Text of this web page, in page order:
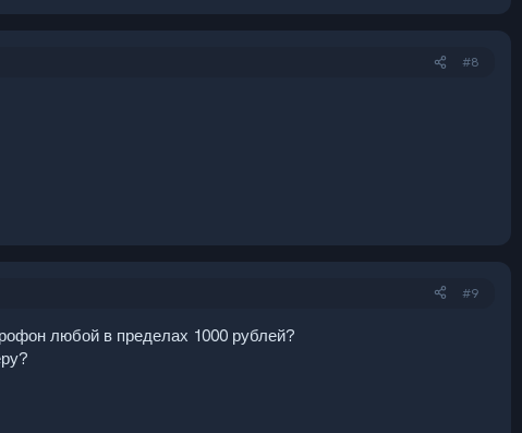
#8
#9
любой в пределах 1000 рублей?